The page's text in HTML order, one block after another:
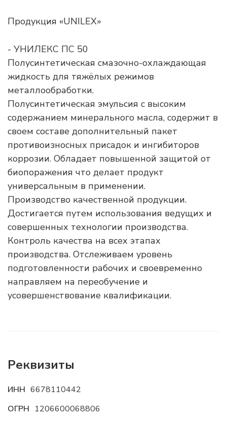
Продукция «UNILEX»
- УНИЛЕКС ПС 50
Полусинтетическая смазочно-охлаждающая
жидкость для тяжёлых режимов
металлообработки.
Полусинтетическая эмульсия с высоким
содержанием минерального масла, содержит в
своем составе дополнительный пакет
противоизносных присадок и ингибиторов
коррозии. Обладает повышенной защитой от
биопоражения что делает продукт
универсальным в применении.
Производство качественной продукции.
Достигается путем использования ведущих и
совершенных технологии производства.
Контроль качества на всех этапах
производства. Отслеживаем уровень
подготовленности рабочих и своевременно
направляем на переобучение и
усовершенствование квалификации.
Реквизиты
ИНН 6678110442
ОГРН 1206600068806